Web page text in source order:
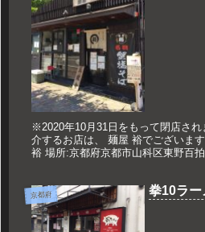
※2020年10月31日をもって閉店さ
介するお店は、 麺屋 裕でございま
裕 場所:京都府京都市山科区東野百
京都府 拳10ラ